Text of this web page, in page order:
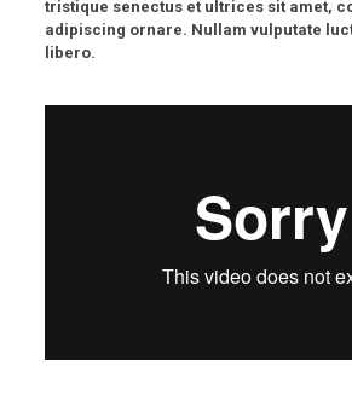
tristique senectus et ultrices sit amet,
adipiscing ornare. Nullam vulputate
libero.